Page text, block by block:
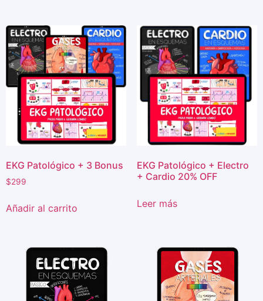
EKG Patológico + 3 Bonus
$299
Añadir al carrito
EKG Patológico + Electro
+ Cardio 20% OFF
Leer más